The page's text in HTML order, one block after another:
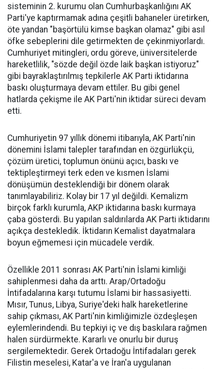
sisteminin 2. kurumu olan Cumhurbaşkanlığını AK
Parti'ye kaptırmamak adına çeşitli bahaneler üretirken,
öte yandan "başörtülü kimse başkan olamaz" gibi asıl
öfke sebeplerini dile getirmekten de çekinmiyorlardı.
Cumhuriyet mitingleri, ordu göreve, üniversitelerde
hareketlilik, "sözde değil özde laik başkan istiyoruz"
gibi bayraklaştırılmış tepkilerle AK Parti iktidarına
baskı oluşturmaya devam ettiler. Bu gibi genel
hatlarda çekişme ile AK Parti'nin iktidar süreci devam
etti.
Cumhuriyetin 97 yıllık dönemi itibarıyla, AK Parti'nin
dönemini İslami talepler tarafından en özgürlükçü,
çözüm üretici, toplumun önünü açıcı, baskı ve
tektipleştirmeyi terk eden ve kısmen İslami
dönüşümün desteklendiği bir dönem olarak
tanımlayabiliriz. Kolay bir 17 yıl değildi. Kemalizm
birçok farklı kurumla, AKP iktidarına baskı kurmaya
çaba gösterdi. Bu yapılan saldırılarda AK Parti iktidarını
açıkça destekledik. İktidarın Kemalist dayatmalara
boyun eğmemesi için mücadele verdik.
Özellikle 2011 sonrası AK Parti'nin İslami kimliği
sahiplenmesi daha da arttı. Arap/Ortadoğu
İntifadalarına karşı tutumu İslami bir hassasiyetti.
Mısır, Tunus, Libya, Suriye'deki halk hareketlerine
sahip çıkması, AK Parti'nin kimliğimizle özdeşleşen
eylemlerindendi. Bu tepkiyi iç ve dış baskılara rağmen
halen sürdürmekte. Kararlı ve onurlu bir duruş
sergilemektedir. Gerek Ortadoğu İntifadaları gerek
Filistin meselesi, Katar'a ve İran'a uygulanan